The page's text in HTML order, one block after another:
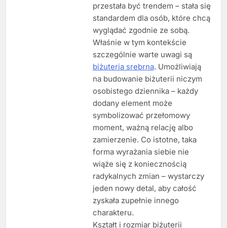
przestała być trendem – stała się
standardem dla osób, które chcą
wyglądać zgodnie ze sobą.
Właśnie w tym kontekście
szczególnie warte uwagi są
biżuteria srebrna. Umożliwiają
na budowanie biżuterii niczym
osobistego dziennika – każdy
dodany element może
symbolizować przełomowy
moment, ważną relację albo
zamierzenie. Co istotne, taka
forma wyrażania siebie nie
wiąże się z koniecznością
radykalnych zmian – wystarczy
jeden nowy detal, aby całość
zyskała zupełnie innego
charakteru.
Kształt i rozmiar biżuterii